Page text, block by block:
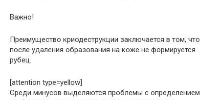
Важно!
Преимущество криодеструкции заключается в том, что
после удаления образования на коже не формируется
рубец.
[attention type=yellow]
Среди минусов выделяются проблемы с определением